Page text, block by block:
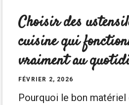
Choisir des
cuisine qui
vraiment au
FÉVRIER 2, 2026
Pourquoi le bon matériel